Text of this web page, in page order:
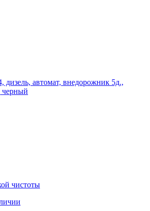
дизель, автомат, внедорожник 5д.,
черный
чистоты